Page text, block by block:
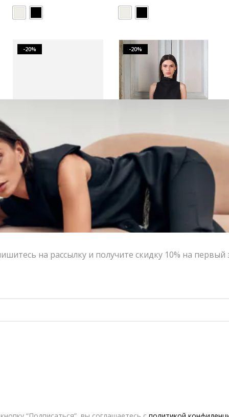
-20%
Пиджак AZ brand DRAMA MINI 2.0 укороченный | VERESK studio
24,500.00
19,600.00₽
-20%
12,300.00
на рассылку и получите скидку 10% на первый